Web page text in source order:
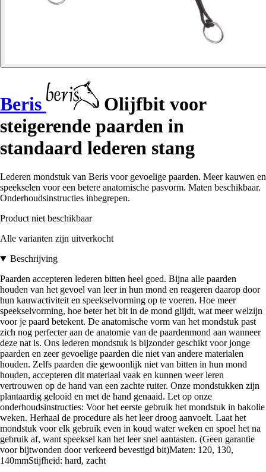
Beris
Olijfbit voor
steigerende paarden in
standaard lederen stang
Lederen mondstuk van Beris voor gevoelige paarden. Meer kauwen en
speekselen voor een betere anatomische pasvorm. Maten beschikbaar.
Onderhoudsinstructies inbegrepen.
Product niet beschikbaar
Alle varianten zijn uitverkocht
Beschrijving
Paarden accepteren lederen bitten heel goed. Bijna alle paarden
houden van het gevoel van leer in hun mond en reageren daarop door
hun kauwactiviteit en speekselvorming op te voeren. Hoe meer
speekselvorming, hoe beter het bit in de mond glijdt, wat meer welzijn
voor je paard betekent. De anatomische vorm van het mondstuk past
zich nog perfecter aan de anatomie van de paardenmond aan wanneer
deze nat is. Ons lederen mondstuk is bijzonder geschikt voor jonge
paarden en zeer gevoelige paarden die niet van andere materialen
houden. Zelfs paarden die gewoonlijk niet van bitten in hun mond
houden, accepteren dit materiaal vaak en kunnen weer leren
vertrouwen op de hand van een zachte ruiter. Onze mondstukken zijn
plantaardig gelooid en met de hand genaaid. Let op onze
onderhoudsinstructies: Voor het eerste gebruik het mondstuk in bakolie
weken. Herhaal de procedure als het leer droog aanvoelt. Laat het
mondstuk voor elk gebruik even in koud water weken en spoel het na
gebruik af, want speeksel kan het leer snel aantasten. (Geen garantie
voor bijtwonden door verkeerd bevestigd bit)Maten: 120, 130,
140mmStijfheid: hard, zacht